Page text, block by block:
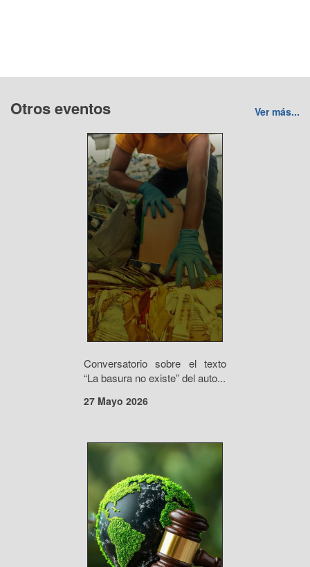
Otros eventos Ver más...
Conversatorio sobre el texto
“La basura no existe” del auto...
27 Mayo 2026